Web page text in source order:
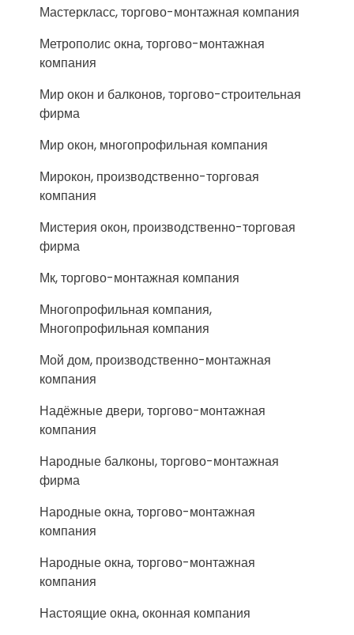
Мастеркласс, торгово-монтажная компания
Метрополис окна, торгово-монтажная
компания
Мир окон и балконов, торгово-строительная
фирма
Мир окон, многопрофильная компания
Мирокон, производственно-торговая
компания
Мистерия окон, производственно-торговая
фирма
Мк, торгово-монтажная компания
Многопрофильная компания,
Многопрофильная компания
Мой дом, производственно-монтажная
компания
Надёжные двери, торгово-монтажная
компания
Народные балконы, торгово-монтажная
фирма
Народные окна, торгово-монтажная
компания
Народные окна, торгово-монтажная
компания
Настоящие окна, оконная компания